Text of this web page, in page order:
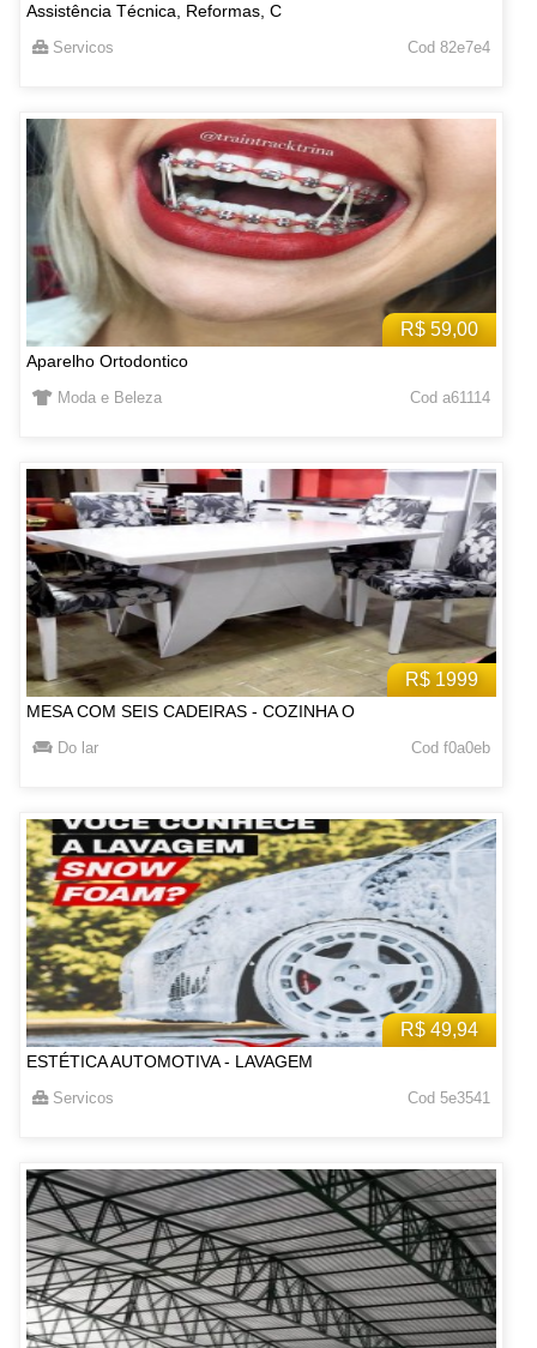
Assistência Técnica, Reformas, C
Servicos Cod 82e7e4
R$ 59,00
Aparelho Ortodontico
Moda e Beleza Cod a61114
R$ 1999
MESA COM SEIS CADEIRAS - COZINHA O
Do lar Cod f0a0eb
R$ 49,94
ESTÉTICA AUTOMOTIVA - LAVAGEM
Servicos Cod 5e3541